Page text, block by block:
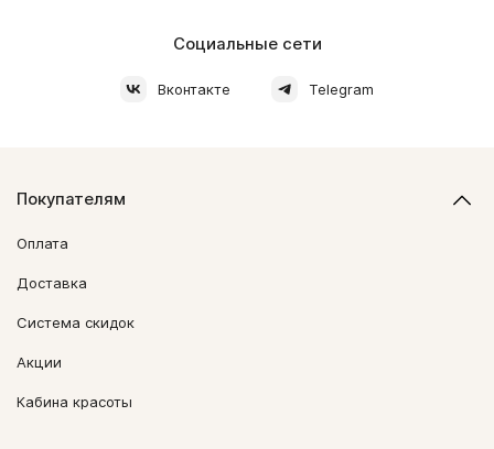
Социальные сети
Вконтакте Telegram
Покупателям
Оплата
Доставка
Система скидок
Акции
Кабина красоты